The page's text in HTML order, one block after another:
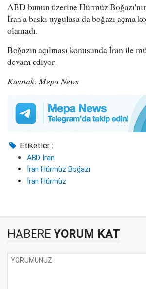
ABD bunun üzerine Hürmüz
İran'a baskı uygulasa da boğazı açma
olamadı.
Boğazın açılması konusunda İran ile
devam ediyor.
Kaynak: Mepa News
Etiketler :
ABD İran
İran Hürmüz Boğazı
İran Hürmüz
HABERE YORUM KAT